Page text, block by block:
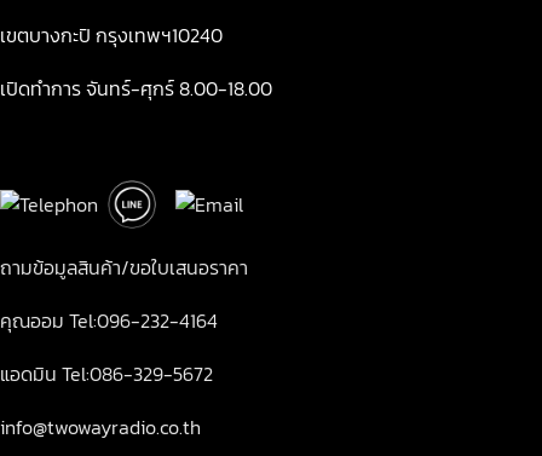
เขตบางกะปิ กรุงเทพฯ10240
เปิดทำการ จันทร์-ศุกร์ 8.00-18.00
ถามข้อมูลสินค้า/ขอใบเสนอราคา
คุณออม Tel:096-232-4164
แอดมิน Tel:086-329-5672
info@twowayradio.co.th